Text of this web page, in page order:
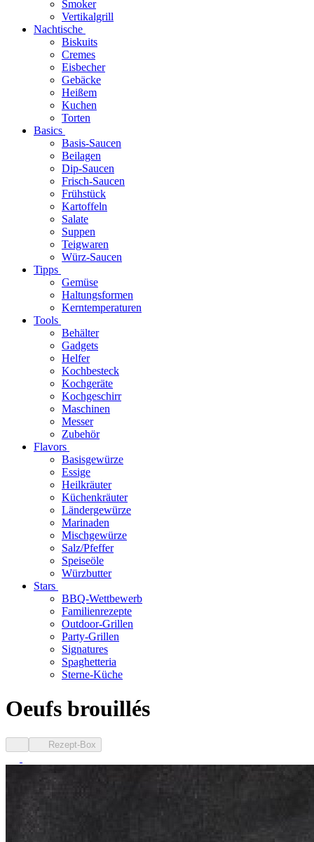
Smoker
Vertikalgrill
Nachtische
Biskuits
Cremes
Eisbecher
Gebäcke
Heißem
Kuchen
Torten
Basics
Basis-Saucen
Beilagen
Dip-Saucen
Frisch-Saucen
Frühstück
Kartoffeln
Salate
Suppen
Teigwaren
Würz-Saucen
Tipps
Gemüse
Haltungsformen
Kerntemperaturen
Tools
Behälter
Gadgets
Helfer
Kochbesteck
Kochgeräte
Kochgeschirr
Maschinen
Messer
Zubehör
Flavors
Basisgewürze
Essige
Heilkräuter
Küchenkräuter
Ländergewürze
Marinaden
Mischgewürze
Salz/Pfeffer
Speiseöle
Würzbutter
Stars
BBQ-Wettbewerb
Familienrezepte
Outdoor-Grillen
Party-Grillen
Signatures
Spaghetteria
Sterne-Küche
Oeufs brouillés
Rezept-Box